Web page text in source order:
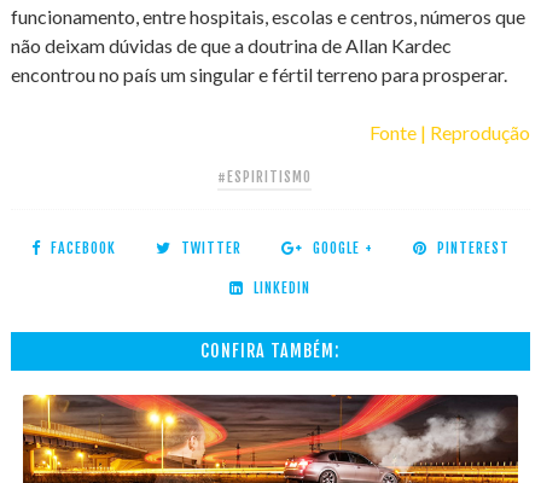
funcionamento, entre hospitais, escolas e centros, números que
não deixam dúvidas de que a doutrina de Allan Kardec
encontrou no país um singular e fértil terreno para prosperar.
Fonte | Reprodução
#ESPIRITISMO
FACEBOOK TWITTER GOOGLE + PINTEREST
LINKEDIN
CONFIRA TAMBÉM: